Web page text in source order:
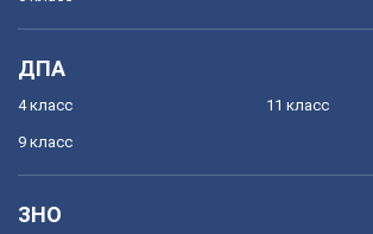
ДПА
4 класс
9 класс
11 класс
ЗНО